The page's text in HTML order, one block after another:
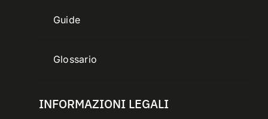
Guide
Glossario
INFORMAZIONI LEGALI